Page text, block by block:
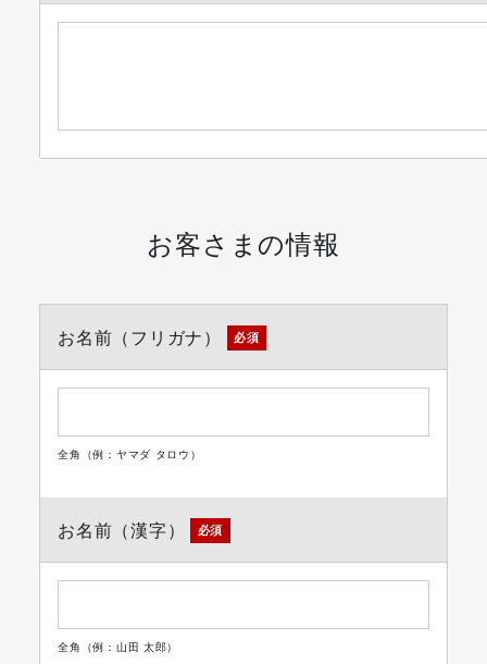
お客さまの情報
お名前（フリガナ） 必須
全角（例：ヤマダ タロウ）
お名前（漢字） 必須
全角（例：山田 太郎）